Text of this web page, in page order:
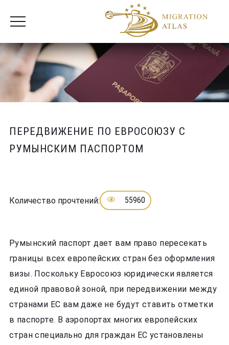
ПЕРЕДВИЖЕНИЕ ПО ЕВРОСОЮЗУ С
РУМЫНСКИМ ПАСПОРТОМ
Количество прочтений: 55960
Румынский паспорт дает вам право пересекать
границы всех европейских стран без оформления
визы. Поскольку Евросоюз юридически является
единой правовой зоной, при передвижении между
странами ЕС вам даже не будут ставить отметки
в паспорте. В аэропортах многих европейских
стран специально для граждан ЕС установлены